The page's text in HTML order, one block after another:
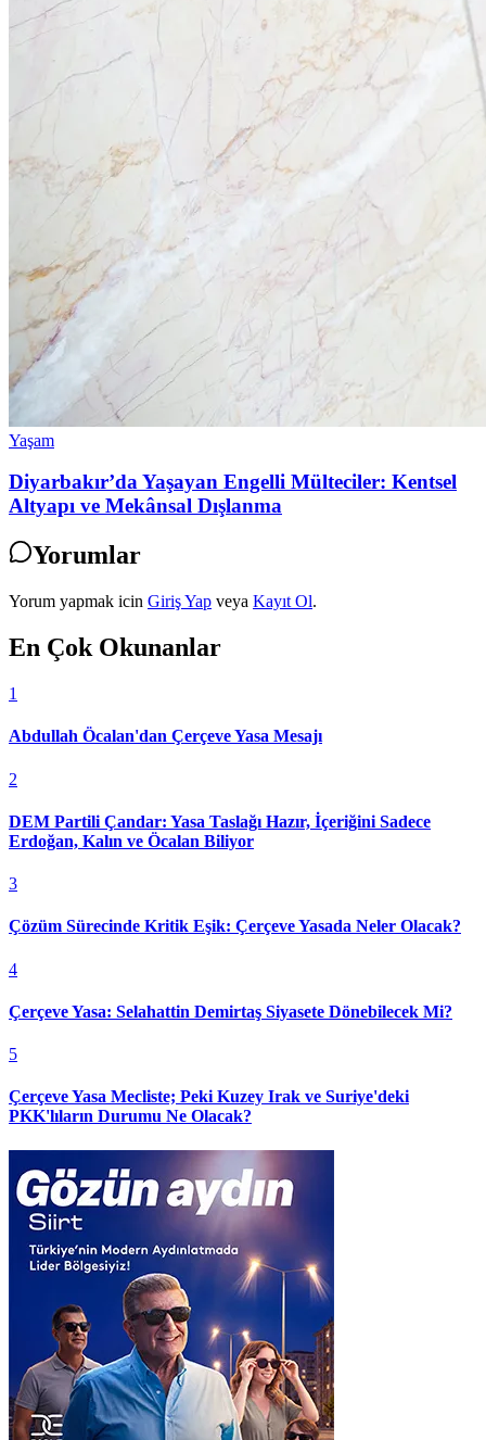
Yaşam
Diyarbakır’da Yaşayan Engelli Mülteciler: Kentsel
Altyapı ve Mekânsal Dışlanma
Yorumlar
Yorum yapmak icin Giriş Yap veya Kayıt Ol.
En Çok Okunanlar
1
Abdullah Öcalan'dan Çerçeve Yasa Mesajı
2
DEM Partili Çandar: Yasa Taslağı Hazır, İçeriğini Sadece
Erdoğan, Kalın ve Öcalan Biliyor
3
Çözüm Sürecinde Kritik Eşik: Çerçeve Yasada Neler Olacak?
4
Çerçeve Yasa: Selahattin Demirtaş Siyasete Dönebilecek Mi?
5
Çerçeve Yasa Mecliste; Peki Kuzey Irak ve Suriye'deki
PKK'lıların Durumu Ne Olacak?